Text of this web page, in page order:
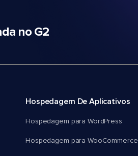
no G2
Hospedagem De Aplicativos
Hospedagem para WordPress
Hospedagem para WooCommerce